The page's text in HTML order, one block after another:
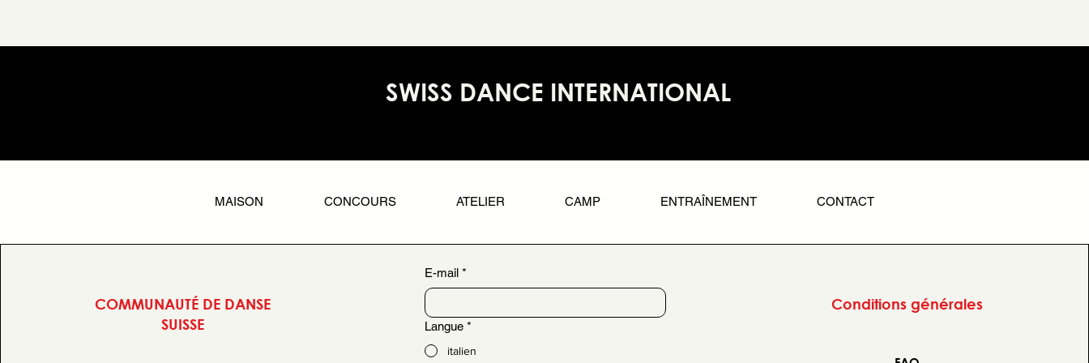
SWISS DANCE INTERNATIONAL
MAISON CONCOURS ATELIER CAMP ENTRAÎNEMENT CONTACT
COMMUNAUTÉ DE DANSE
SUISSE
E-mail *
Langue *
italien
Conditions générales